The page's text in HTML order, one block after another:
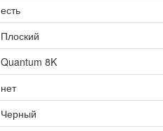
есть
Плоский
Quantum 8K
нет
Черный